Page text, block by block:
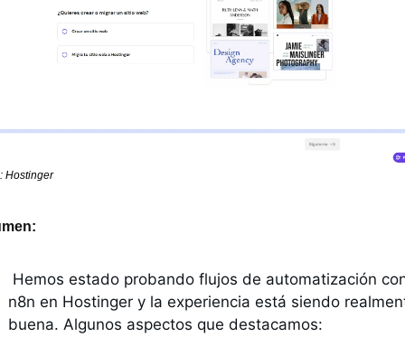
Hostinger
n8n en Hostinger y la experiencia está siendo
buena. Algunos aspectos que destacamos: